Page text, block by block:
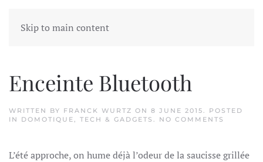
Skip to main content
Tag:Enceinte
Enceinte Bluetooth
WRITTEN BY FRANCK WURTZ ON 8 JUNE 2015. POSTED
IN DOMOTIQUE, TECH & GADGETS . NO COMMENTS
L’été approche, on hume déjà l’odeur de la saucisse grillée